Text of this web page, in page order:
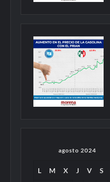
agosto 2024
L M X J V S